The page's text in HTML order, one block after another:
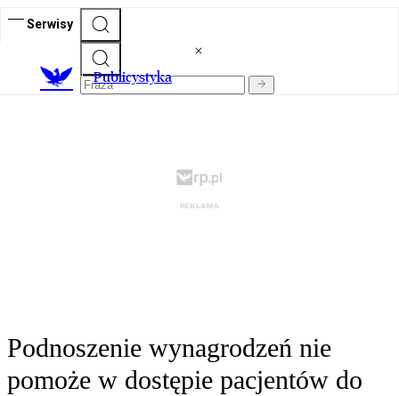
Serwisy
Publicystyka
Podnoszenie wynagrodzeń nie
pomoże w dostępie pacjentów do